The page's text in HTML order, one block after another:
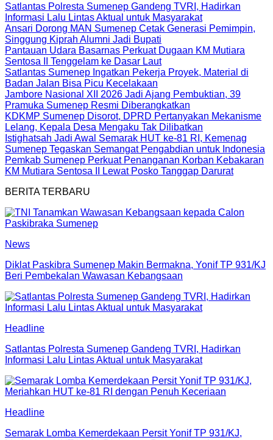
Satlantas Polresta Sumenep Gandeng TVRI, Hadirkan
Informasi Lalu Lintas Aktual untuk Masyarakat
Ansari Dorong MAN Sumenep Cetak Generasi Pemimpin,
Singgung Kiprah Alumni Jadi Bupati
Pantauan Udara Basarnas Perkuat Dugaan KM Mutiara
Sentosa II Tenggelam ke Dasar Laut
Satlantas Sumenep Ingatkan Pekerja Proyek, Material di
Badan Jalan Bisa Picu Kecelakaan
Jambore Nasional XII 2026 Jadi Ajang Pembuktian, 39
Pramuka Sumenep Resmi Diberangkatkan
KDKMP Sumenep Disorot, DPRD Pertanyakan Mekanisme
Lelang, Kepala Desa Mengaku Tak Dilibatkan
Istighatsah Jadi Awal Semarak HUT ke-81 RI, Kemenag
Sumenep Tegaskan Semangat Pengabdian untuk Indonesia
Pemkab Sumenep Perkuat Penanganan Korban Kebakaran
KM Mutiara Sentosa II Lewat Posko Tanggap Darurat
BERITA TERBARU
News
Diklat Paskibra Sumenep Makin Bermakna, Yonif TP 931/KJ
Beri Pembekalan Wawasan Kebangsaan
Headline
Satlantas Polresta Sumenep Gandeng TVRI, Hadirkan
Informasi Lalu Lintas Aktual untuk Masyarakat
Headline
Semarak Lomba Kemerdekaan Persit Yonif TP 931/KJ,